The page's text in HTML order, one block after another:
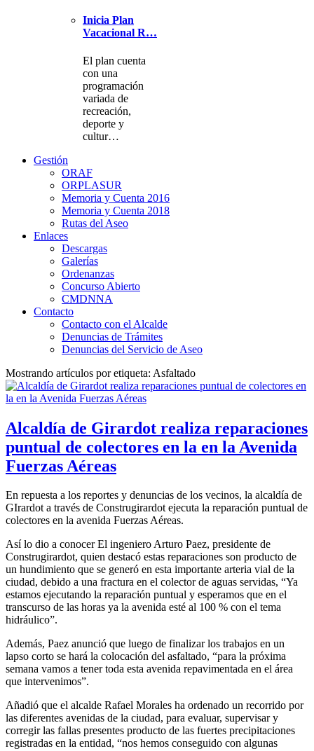
Inicia Plan
Vacacional R…
El plan cuenta
con una
programación
variada de
recreación,
deporte y
cultur…
Gestión
ORAF
ORPLASUR
Memoria y Cuenta 2016
Memoria y Cuenta 2018
Rutas del Aseo
Enlaces
Descargas
Galerías
Ordenanzas
Concurso Abierto
CMDNNA
Contacto
Contacto con el Alcalde
Denuncias de Trámites
Denuncias del Servicio de Aseo
Mostrando artículos por etiqueta: Asfaltado
Alcaldía de Girardot realiza reparaciones
puntual de colectores en la en la Avenida
Fuerzas Aéreas
En repuesta a los reportes y denuncias de los vecinos, la alcaldía de
GIrardot a través de Construgirardot ejecuta la reparación puntual de
colectores en la avenida Fuerzas Aéreas.
Así lo dio a conocer El ingeniero Arturo Paez, presidente de
Construgirardot, quien destacó estas reparaciones son producto de
un hundimiento que se generó en esta importante arteria vial de la
ciudad, debido a una fractura en el colector de aguas servidas, “Ya
estamos ejecutando la reparación puntual y esperamos que en el
transcurso de las horas ya la avenida esté al 100 % con el tema
hidráulico”.
Además, Paez anunció que luego de finalizar los trabajos en un
lapso corto se hará la colocación del asfaltado, “para la próxima
semana vamos a tener toda esta avenida repavimentada en el área
que intervenimos”.
Añadió que el alcalde Rafael Morales ha ordenado un recorrido por
las diferentes avenidas de la ciudad, para evaluar, supervisar y
corregir las fallas presentes producto de las fuertes precipitaciones
registradas en la entidad, “nos hemos conseguido con algunas